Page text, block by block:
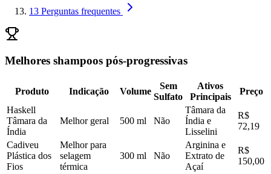
13 Perguntas frequentes
Melhores shampoos pós-progressivas
Produto Indicação Volume
Sem
Sulfato
Ativos
Principais
Preço
Haskell
Tâmara da
Índia
Melhor geral 500 ml Não
Tâmara da
Índia e
Lisselini
R$
72,19
Cadiveu
Plástica dos
Fios
Melhor para
selagem
térmica
300 ml Não
Arginina e
Extrato de
Açaí
R$
150,00